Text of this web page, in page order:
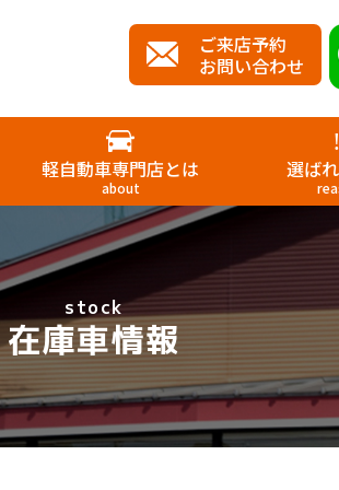
ご来店予約
お問い合わせ
軽自動車専門店とは
about
選ば
stock
在庫車情報